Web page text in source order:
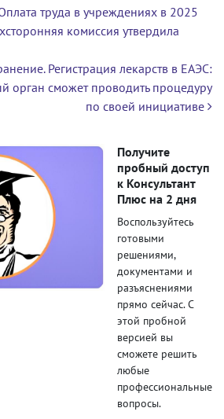
записям
труда в учреждениях в 2025
комиссия утвердила
Регистрация лекарств в ЕАЭС:
орган сможет проводить процедуру
по своей инициативе
Получите
пробный доступ
к Консультант
Плюс на 2 дня
Воспользуйтесь
готовыми
решениями,
документами и
разъяснениями
прямо сейчас. С
этой пробной
версией вы
сможете решить
любые
профессиональные
вопросы.